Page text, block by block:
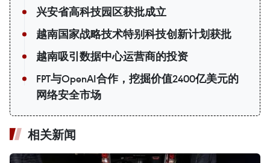
兴安省高科技园区获批成立
越南国家战略技术特别科技创新计划获批
越南吸引数据中心运营商的投资
FPT与OpenAI合作，挖掘价值2400亿美元的
网络安全市场
相关新闻